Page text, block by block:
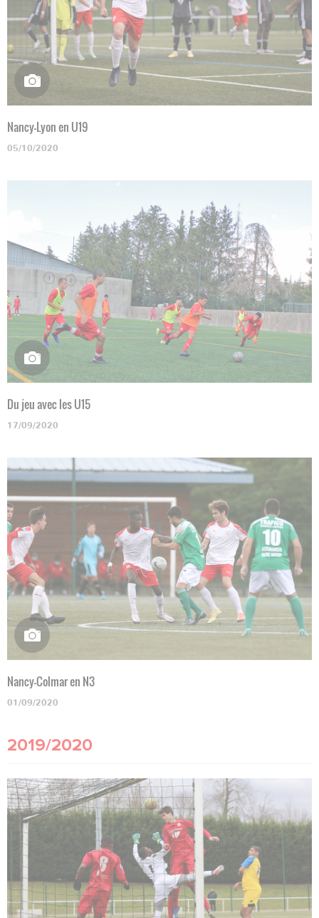
Nancy-Lyon en U19
05/10/2020
Du jeu avec les U15
17/09/2020
Nancy-Colmar en N3
01/09/2020
2019/2020